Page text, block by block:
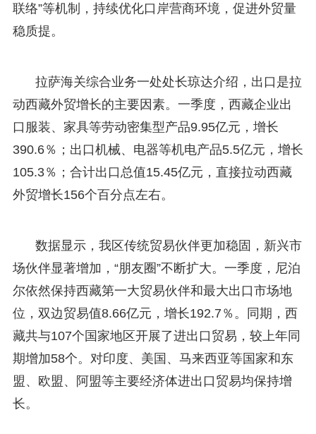
联络”等机制，持续优化口岸营商环境，促进外贸量
稳质提。
拉萨海关综合业务一处处长琼达介绍，出口是拉
动西藏外贸增长的主要因素。一季度，西藏企业出
口服装、家具等劳动密集型产品9.95亿元，增长
390.6％；出口机械、电器等机电产品5.5亿元，增长
105.3％；合计出口总值15.45亿元，直接拉动西藏
外贸增长156个百分点左右。
数据显示，我区传统贸易伙伴更加稳固，新兴市
场伙伴显著增加，“朋友圈”不断扩大。一季度，尼泊
尔依然保持西藏第一大贸易伙伴和最大出口市场地
位，双边贸易值8.66亿元，增长192.7％。同期，西
藏共与107个国家地区开展了进出口贸易，较上年同
期增加58个。对印度、美国、马来西亚等国家和东
盟、欧盟、阿盟等主要经济体进出口贸易均保持增
长。